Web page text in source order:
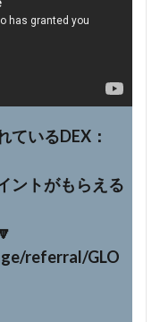
ているDEX：
ントがもらえる
referral/GLO